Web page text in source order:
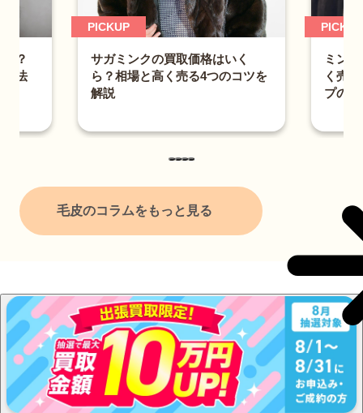
ツを
PICKUP
ミンクコートの買取相場は？高
く売れるブランドと査定額アッ
プのコツ
毛皮
の目
毛皮のコラムをもっと見る